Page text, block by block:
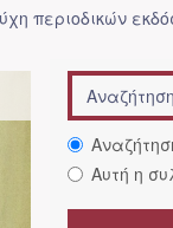
περιοδικών
Αυτή η